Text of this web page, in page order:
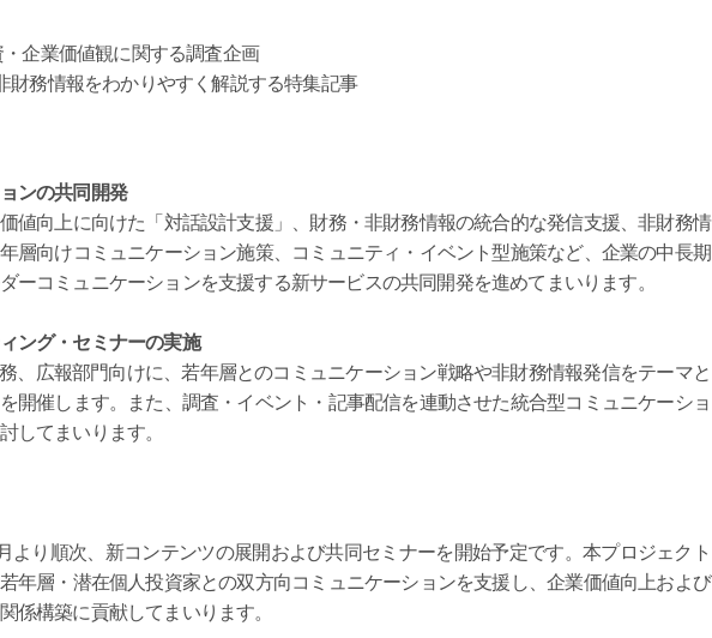
企業価値観に関する調査企画
財務情報をわかりやすく解説する特集記事
ンの共同開発
値向上に向けた「対話設計支援」、財務・非財務情報の統合的な発信支援、非財務情
層向けコミュニケーション施策、コミュニティ・イベント型施策など、企業の中長期
ーコミュニケーションを支援する新サービスの共同開発を進めてまいります。
ング・セミナーの実施
、広報部門向けに、若年層とのコミュニケーション戦略や非財務情報発信をテーマと
開催します。また、調査・イベント・記事配信を連動させた統合型コミュニケーショ
してまいります。
より順次、新コンテンツの展開および共同セミナーを開始予定です。本プロジェクト
年層・潜在個人投資家との双方向コミュニケーションを支援し、企業価値向上および
係構築に貢献してまいります。